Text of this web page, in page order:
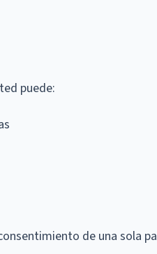
puede:
de una sola